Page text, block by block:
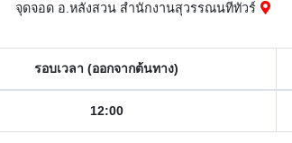
จุดจอด อ.หลังสวน สำนักงานสุวรรณนทีทัวร์
รอบเวลา (ออกจากต้นทาง)
12:00